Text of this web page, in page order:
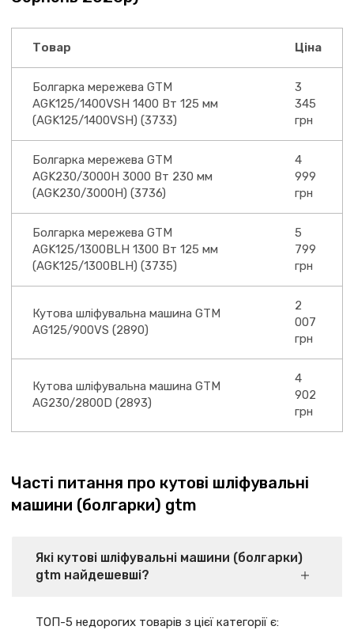
Товар Ціна
Болгарка мережева GTM
AGK125/1400VSH 1400 Вт 125 мм
(AGK125/1400VSH) (3733)
3
345
грн
Болгарка мережева GTM
AGK230/3000H 3000 Вт 230 мм
(AGK230/3000H) (3736)
4
999
грн
Болгарка мережева GTM
AGK125/1300BLH 1300 Вт 125 мм
(AGK125/1300BLH) (3735)
5
799
грн
Кутова шліфувальна машина GTM
AG125/900VS (2890)
2
007
грн
Кутова шліфувальна машина GTM
AG230/2800D (2893)
4
902
грн
Часті питання про кутові шліфувальні
машини (болгарки) gtm
Які кутові шліфувальні машини (болгарки)
gtm найдешевші?
ТОП-5 недорогих товарів з цієї категорії є: